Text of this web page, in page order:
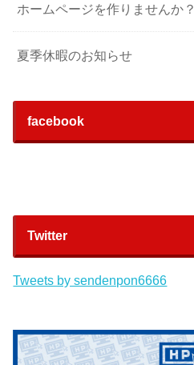
ホームページを作りませんか？
夏季休暇のお知らせ
facebook
Twitter
Tweets by sendenpon6666